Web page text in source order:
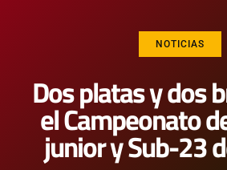
NOTICIAS
Dos platas y dos
el Campeonato
junior y Sub-23